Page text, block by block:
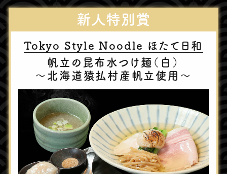
新⼈特別賞
Tokyo Style Noodle ほたて⽇和
帆⽴の昆布⽔つけ麺（⽩）
〜北海道猿払村産帆⽴使⽤〜